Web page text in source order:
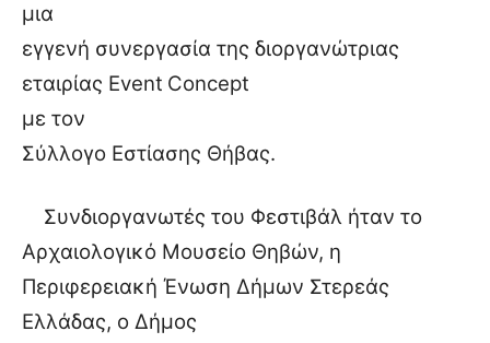
μια
εγγενή συνεργασία της διοργανώτριας
εταιρίας Event Concept
με τον
Σύλλογο Εστίασης Θήβας.
Συνδιοργανωτές του Φεστιβάλ ήταν το
Αρχαιολογικό Μουσείο Θηβών, η
Περιφερειακή Ένωση Δήμων Στερεάς
Ελλάδας, ο Δήμος